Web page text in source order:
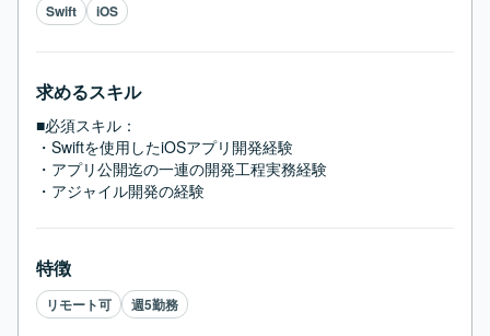
Swift iOS
求めるスキル
■必須スキル：
・Swiftを使用したiOSアプリ開発経験
・アプリ公開迄の一連の開発工程実務経験
・アジャイル開発の経験
特徴
リモート可 週5勤務